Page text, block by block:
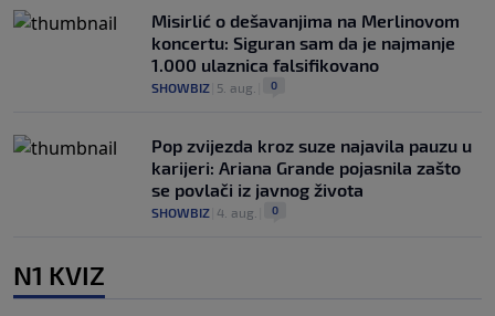
Misirlić o dešavanjima na Merlinovom
koncertu: Siguran sam da je najmanje
1.000 ulaznica falsifikovano
SHOWBIZ 5. aug. 0
Pop zvijezda kroz suze najavila pauzu u
karijeri: Ariana Grande pojasnila zašto
se povlači iz javnog života
SHOWBIZ 4. aug. 0
N1 KVIZ